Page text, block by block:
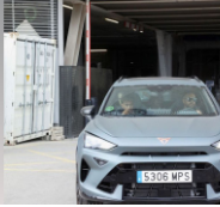
حصوله على مكافآت إضافية تصل
بناءً على أداءه في المباريات.
وهذا يعني أن راتبه الإجمالي قد يصل إلى 24.6
فكرة عن ثقة النادي الكبيرة في
كأحد أعمدة الفريق المستقبلية.